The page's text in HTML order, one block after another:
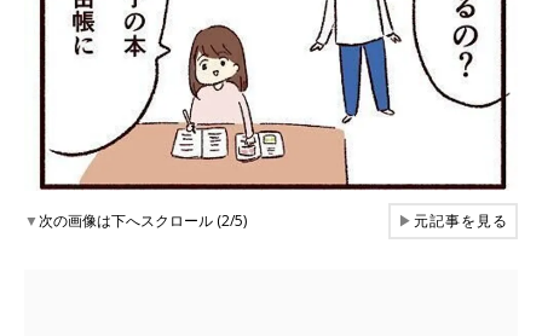
▼次の画像は下へスクロール (2/5) ▶元記事を見る